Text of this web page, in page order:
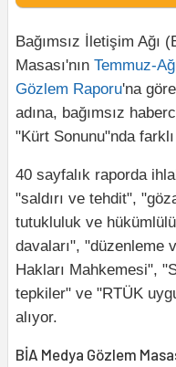
Bağımsız İletişim Ağı
Masası'nın Temmuz-
Gözlem Raporu'na
adına, bağımsız
"Kürt Sonunu"nda
40 sayfalık raporda
"saldırı ve tehdit",
tutukluluk ve
davaları", "düzenleme
Hakları Mahkemesi",
tepkiler" ve "RTÜK
alıyor.
BİA Medya Gözlem